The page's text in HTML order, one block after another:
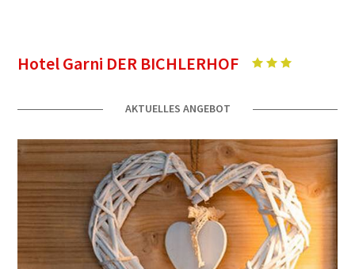
Hotel Garni DER BICHLERHOF
AKTUELLES ANGEBOT